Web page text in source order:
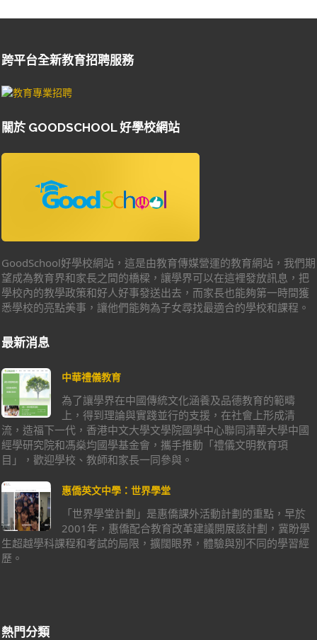
跨平台全新教育招聘服務
關於 GOODSCHOOL 好學校網站
GoodSchool好學校網站，這是由教育傳媒營運的教育網站，我們期
望成為教育界和家長之間的橋樑，讓學界可以在這裡發放訊息，把
學校內的教學政策和好人好事發送出去，而家長也能夠第一時間獲
悉學校的亮點美事，讓他們能夠為子女尋找最適合的學校和課程。
最新消息
中華禮儀教育
為了讓學界在中國傳統文化涵養及品德教育的範疇
上，得到理論與實踐並行的支援，在社會上形成清
流，造福下一代，香港中文大學文學院國學中心聯同清華大學中國
經學研究院和馮燊均國學基金會，攜手推動「禮儀文明教育項
目」，歡迎學校、教師和家長一同參與。
惠僑英文中學：世界學堂
「世界學堂計劃」是惠僑課外活動計劃的重點，早於
2001年，惠僑配合教育改革建議開展該計劃，冀盼學
生超越學科課程和考試的局限，擴闊眼界，體驗與別不同的學習經
歷。
熱門分類